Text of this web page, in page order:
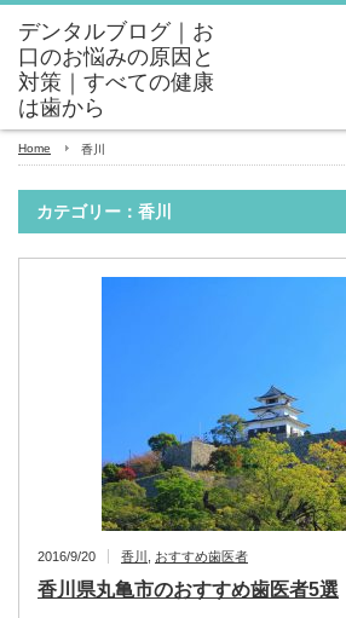
Home 香川
カテゴリー：香川
2016/9/20 香川 おすすめ歯医者
香川県丸亀市のおすすめ歯医者5選